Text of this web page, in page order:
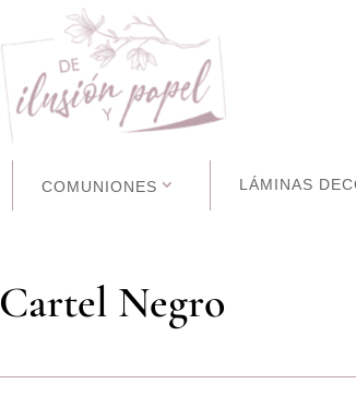
COMUNIONES LÁMINAS
Cartel Negro